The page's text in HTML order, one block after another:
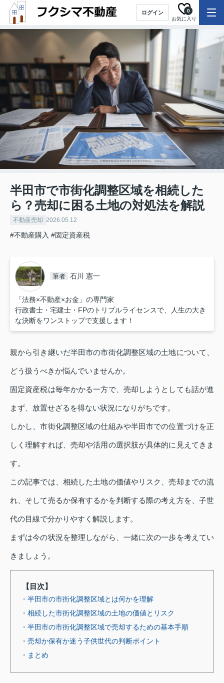
ログイン
お気に入り
0
半田市で市街化調整区域を相続した
ら？売却に困る土地の対処法を解説
不動産売却 2026.05.12
#不動産購入 #固定資産税
筆者 石川 憲一
「法務×不動産×お金」の専門家
行政書士・宅建士・FPのトリプルライセンスで、人生の大き
な決断をワンストップで支援します！
親から引き継いだ半田市の市街化調整区域の土地について、
どう扱うべきか悩んでいませんか。
固定資産税は毎年かかる一方で、売却しようとしても話が進
まず、放置せざるを得ない状況になりがちです。
しかし、市街化調整区域の仕組みや半田市での位置づけを正
しく理解すれば、売却や活用の選択肢が具体的に見えてきま
す。
この記事では、相続した土地の価値やリスク、売却までの流
れ、そして売るか保有するかを判断する際の考え方を、子世
代の目線で分かりやすく解説します。
まずは今の状況を整理しながら、一緒に次の一歩を考えてい
きましょう。
【目次】
・半田市の市街化調整区域とは何かを理解
・相続した市街化調整区域の土地の価値とリスク
・半田市の市街化調整区域で売却するための基本手順
・売却か保有か迷う子供世代の判断ポイント
・まとめ